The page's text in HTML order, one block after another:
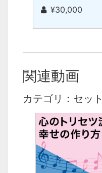
¥30,000
関連動画
カテゴリ：セッ